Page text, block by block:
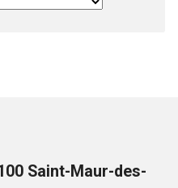
Saint-Maur-des-